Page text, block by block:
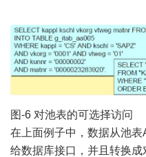
图-6 对池表的可选择访问
在上面例子中，数据从池
给数据库接口，并且转换成